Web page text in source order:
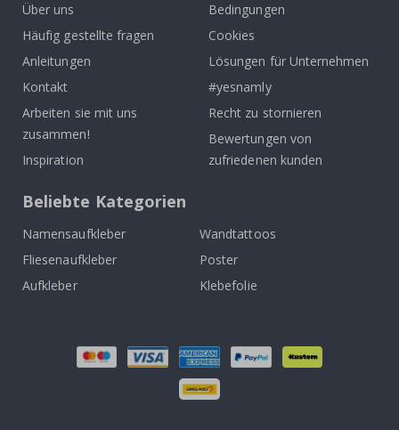
Über uns
Häufig gestellte fragen
Anleitungen
Kontakt
Arbeiten sie mit uns
zusammen!
Inspiration
Bedingungen
Cookies
Lösungen für Unternehmen
#yesnamly
Recht zu stornieren
Bewertungen von
zufriedenen kunden
Beliebte Kategorien
Namensaufkleber
Wandtattoos
Fliesenaufkleber
Poster
Aufkleber
Klebefolie